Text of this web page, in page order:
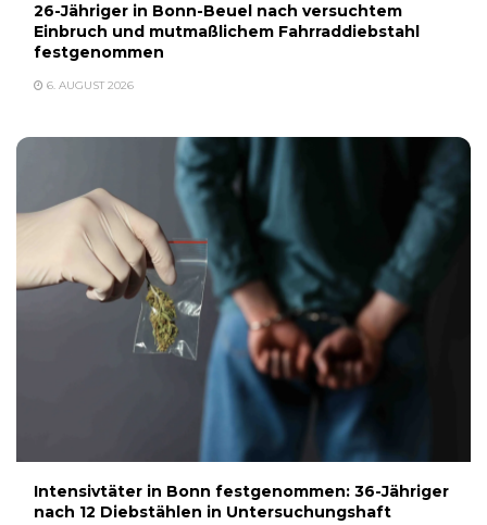
26-Jähriger in Bonn-Beuel nach versuchtem
Einbruch und mutmaßlichem Fahrraddiebstahl
festgenommen
6. AUGUST 2026
Intensivtäter in Bonn festgenommen: 36-Jähriger
nach 12 Diebstählen in Untersuchungshaft